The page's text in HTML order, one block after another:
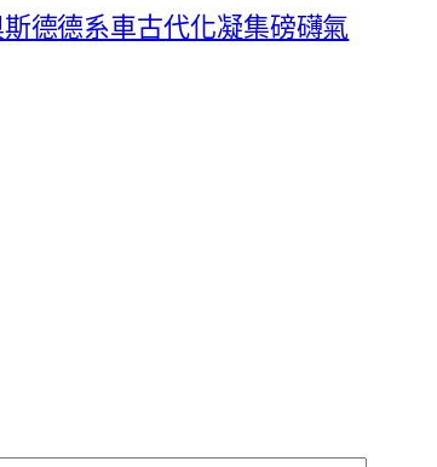
德德系車古代化凝集磅礴氣